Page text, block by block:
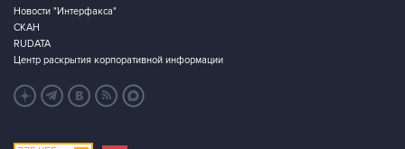
Новости "Интерфакса"
СКАН
RUDATA
Центр раскрытия корпоративной информации